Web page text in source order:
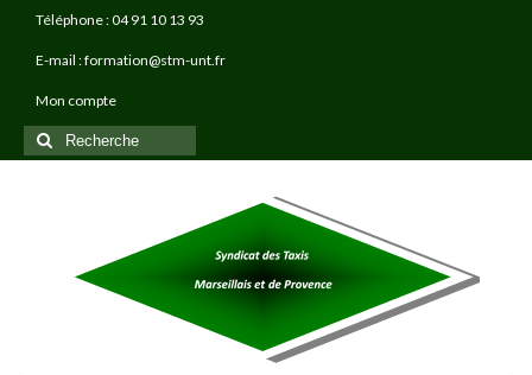
Téléphone : 04 91 10 13 93
E-mail : formation@stm-unt.fr
Mon compte
Rechercher
: